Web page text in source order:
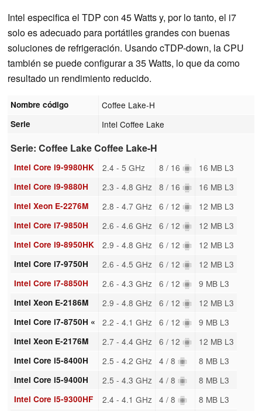
Intel especifica el TDP con 45 Watts y, por lo tanto, el i7
solo es adecuado para portátiles grandes con buenas
soluciones de refrigeración. Usando cTDP-down, la CPU
también se puede configurar a 35 Watts, lo que da como
resultado un rendimiento reducido.
Nombre código Coffee Lake-H
Serie Intel Coffee Lake
Serie: Coffee Lake Coffee Lake-H
Intel Core i9-9980HK 2.4 - 5 GHz 8 / 16 16 MB L3
Intel Core i9-9880H 2.3 - 4.8 GHz 8 / 16 16 MB L3
Intel Xeon E-2276M 2.8 - 4.7 GHz 6 / 12 12 MB L3
Intel Core i7-9850H 2.6 - 4.6 GHz 6 / 12 12 MB L3
Intel Core i9-8950HK 2.9 - 4.8 GHz 6 / 12 12 MB L3
Intel Core i7-9750H 2.6 - 4.5 GHz 6 / 12 12 MB L3
Intel Core i7-8850H 2.6 - 4.3 GHz 6 / 12 9 MB L3
Intel Xeon E-2186M 2.9 - 4.8 GHz 6 / 12 12 MB L3
Intel Core i7-8750H « 2.2 - 4.1 GHz 6 / 12 9 MB L3
Intel Xeon E-2176M 2.7 - 4.4 GHz 6 / 12 12 MB L3
Intel Core i5-8400H 2.5 - 4.2 GHz 4 / 8 8 MB L3
Intel Core i5-9400H 2.5 - 4.3 GHz 4 / 8 8 MB L3
Intel Core i5-9300HF 2.4 - 4.1 GHz 4 / 8 8 MB L3